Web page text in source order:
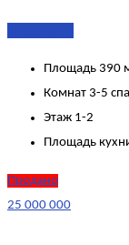
Площадь 390
Комнат 3-5
Этаж 1-2
Площадь
Продано
25 000 000